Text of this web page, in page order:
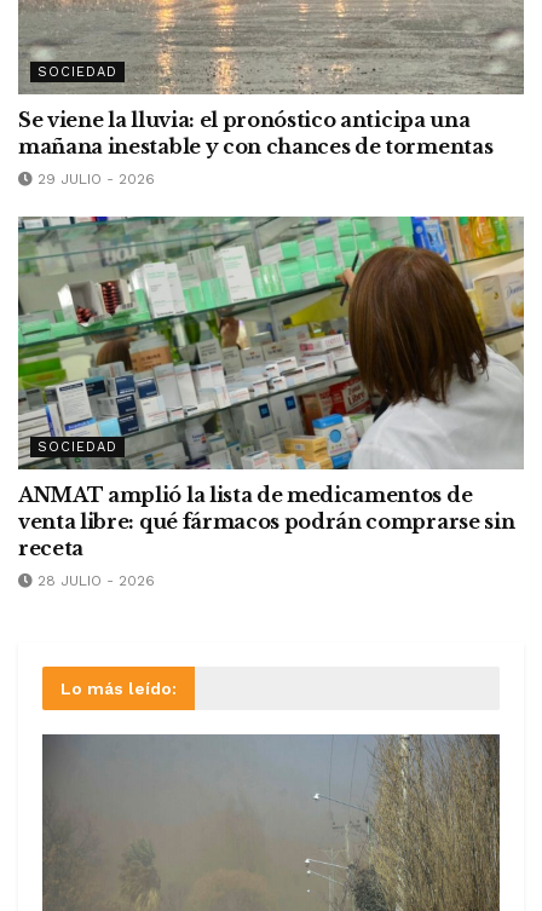
SOCIEDAD
Se viene la lluvia: el pronóstico anticipa una
mañana inestable y con chances de tormentas
29 JULIO - 2026
SOCIEDAD
ANMAT amplió la lista de medicamentos de
venta libre: qué fármacos podrán comprarse sin
receta
28 JULIO - 2026
Lo más leído: